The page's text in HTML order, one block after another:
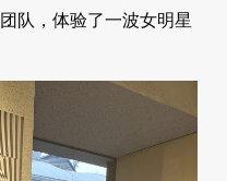
队，体验了一波女明星